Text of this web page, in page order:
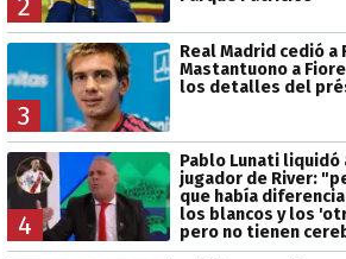
2
3
Real Madrid cedió a
Mastantuono a
los detalles del
4
Pablo Lunati liquidó
jugador de River:
que había
los blancos y los
pero no tienen